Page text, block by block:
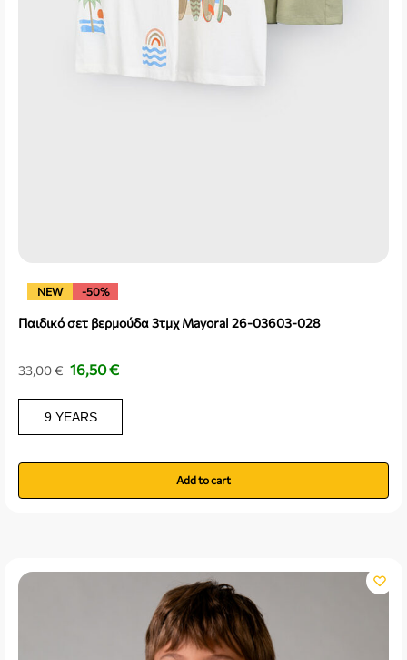
NEW -50%
Παιδικό σετ βερμούδα 3τμχ Mayoral 26-03603-028
33,00€ 16,50€
9 YEARS
Add to cart